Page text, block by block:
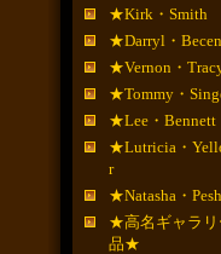
★Kirk・Smith
★Darryl・
★Vernon・
★Tommy・
★Lee・Bennett
★Lutricia・
r
★Natasha・
★高名ギャラリ
品★